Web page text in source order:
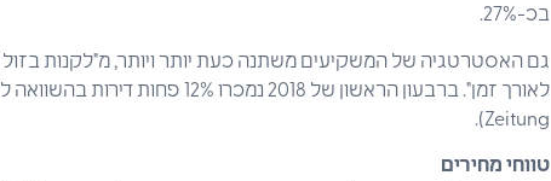
בכ-27%.
גם האסטרטגיה של המשקיעים משתנה כעת יותר ויותר, מ"לקנות בזול
Zeitung).
טווחי מחירים